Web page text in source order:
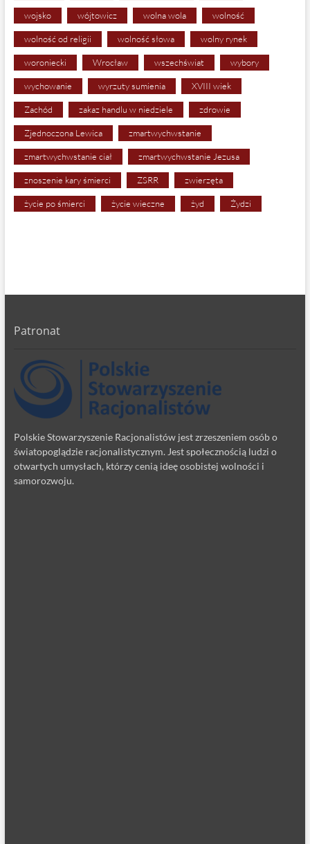
wojsko wójtowicz wolna wola wolność
wolność od religii wolność słowa wolny rynek
woroniecki Wrocław wszechświat wybory
wychowanie wyrzuty sumienia XVIII wiek
Zachód zakaz handlu w niedziele zdrowie
Zjednoczona Lewica zmartwychwstanie
zmartwychwstanie ciał zmartwychwstanie Jezusa
znoszenie kary śmierci ZSRR zwierzęta
życie po śmierci życie wieczne żyd Żydzi
Patronat
Polskie Stowarzyszenie Racjonalistów jest zrzeszeniem osób o
światopoglądzie racjonalistycznym. Jest społecznością ludzi o
otwartych umysłach, którzy cenią ideę osobistej wolności i
samorozwoju.